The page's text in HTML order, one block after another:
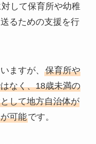
して保育所や幼稚
るための支援を行
ますが、 保育所や
なく、18歳未満の
して地方自治体が
可能です。